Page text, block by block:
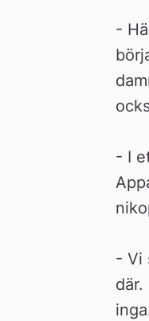
-
- I
- Vi